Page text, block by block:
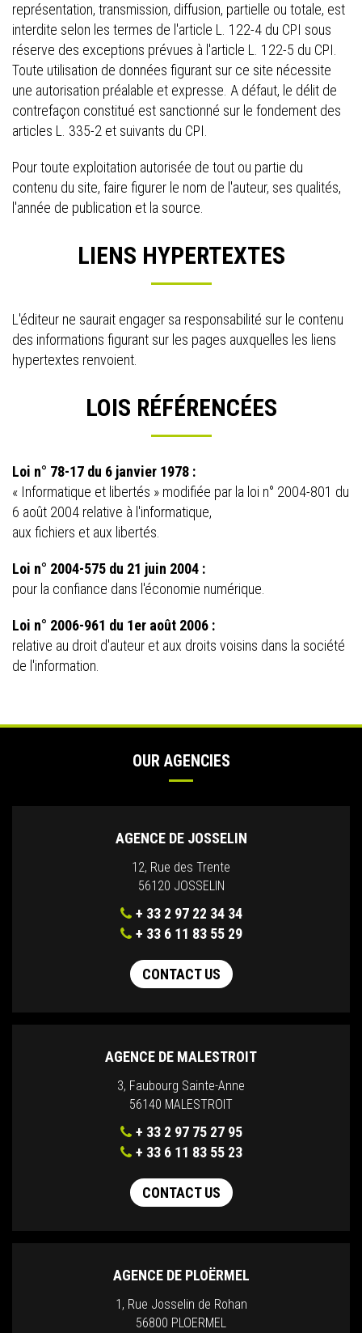
représentation, transmission, diffusion, partielle ou totale, est
interdite selon les termes de l'article L. 122-4 du CPI sous
réserve des exceptions prévues à l'article L. 122-5 du CPI.
Toute utilisation de données figurant sur ce site nécessite
une autorisation préalable et expresse. A défaut, le délit de
contrefaçon constitué est sanctionné sur le fondement des
articles L. 335-2 et suivants du CPI.
Pour toute exploitation autorisée de tout ou partie du
contenu du site, faire figurer le nom de l'auteur, ses qualités,
l'année de publication et la source.
LIENS HYPERTEXTES
L'éditeur ne saurait engager sa responsabilité sur le contenu
des informations figurant sur les pages auxquelles les liens
hypertextes renvoient.
LOIS RÉFÉRENCÉES
Loi n° 78-17 du 6 janvier 1978 :
« Informatique et libertés » modifiée par la loi n° 2004-801 du
6 août 2004 relative à l'informatique,
aux fichiers et aux libertés.
Loi n° 2004-575 du 21 juin 2004 :
pour la confiance dans l'économie numérique.
Loi n° 2006-961 du 1er août 2006 :
relative au droit d'auteur et aux droits voisins dans la société
de l'information.
OUR AGENCIES
AGENCE DE JOSSELIN
12, Rue des Trente
56120 JOSSELIN
+ 33 2 97 22 34 34
+ 33 6 11 83 55 29
CONTACT US
AGENCE DE MALESTROIT
3, Faubourg Sainte-Anne
56140 MALESTROIT
+ 33 2 97 75 27 95
+ 33 6 11 83 55 23
CONTACT US
AGENCE DE PLOËRMEL
1, Rue Josselin de Rohan
56800 PLOERMEL